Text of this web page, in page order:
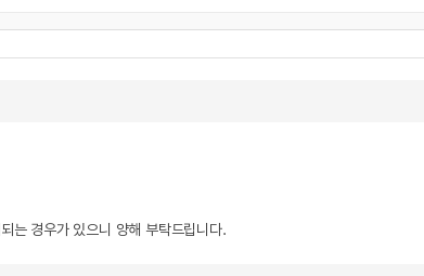
는 경우가 있으니 양해 부탁드립니다.